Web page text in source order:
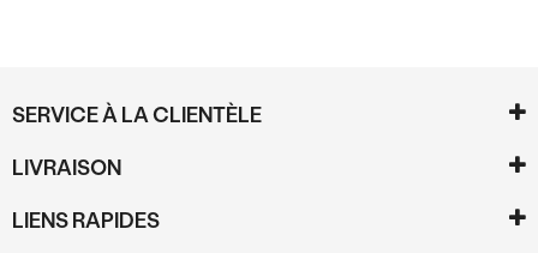
SERVICE À LA CLIENTÈLE
LIVRAISON
LIENS RAPIDES